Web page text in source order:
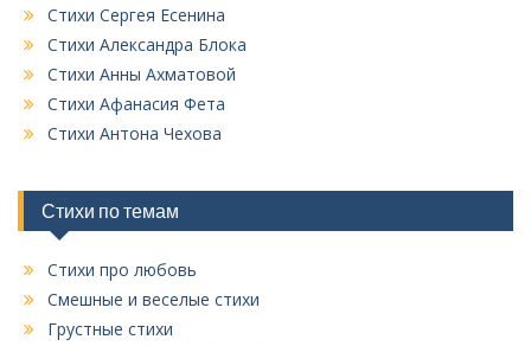
в
е
х
р
у
к
Стихи Сергея Есенина
Стихи Александра Блока
Стихи Анны Ахматовой
Стихи Афанасия Фета
Стихи Антона Чехова
Стихи по темам
Стихи про любовь
Смешные и веселые стихи
Грустные стихи